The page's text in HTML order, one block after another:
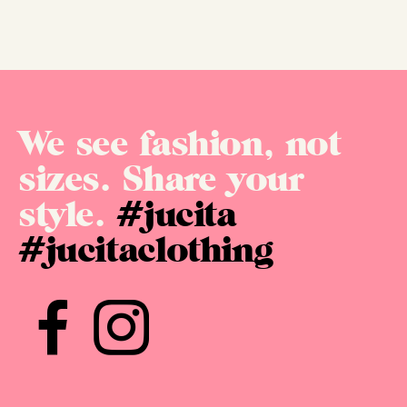
We see fashion, not
sizes. Share your
style.#jucita
#jucitaclothing